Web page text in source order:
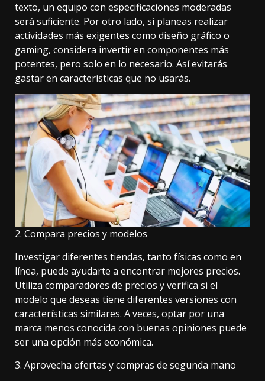
texto, un equipo con especificaciones moderadas
será suficiente. Por otro lado, si planeas realizar
actividades más exigentes como diseño gráfico o
gaming, considera invertir en componentes más
potentes, pero solo en lo necesario. Así evitarás
gastar en características que no usarás.
2. Compara precios y modelos
Investigar diferentes tiendas, tanto físicas como en
línea, puede ayudarte a encontrar mejores precios.
Utiliza comparadores de precios y verifica si el
modelo que deseas tiene diferentes versiones con
características similares. A veces, optar por una
marca menos conocida con buenas opiniones puede
ser una opción más económica.
3. Aprovecha ofertas y compras de segunda mano